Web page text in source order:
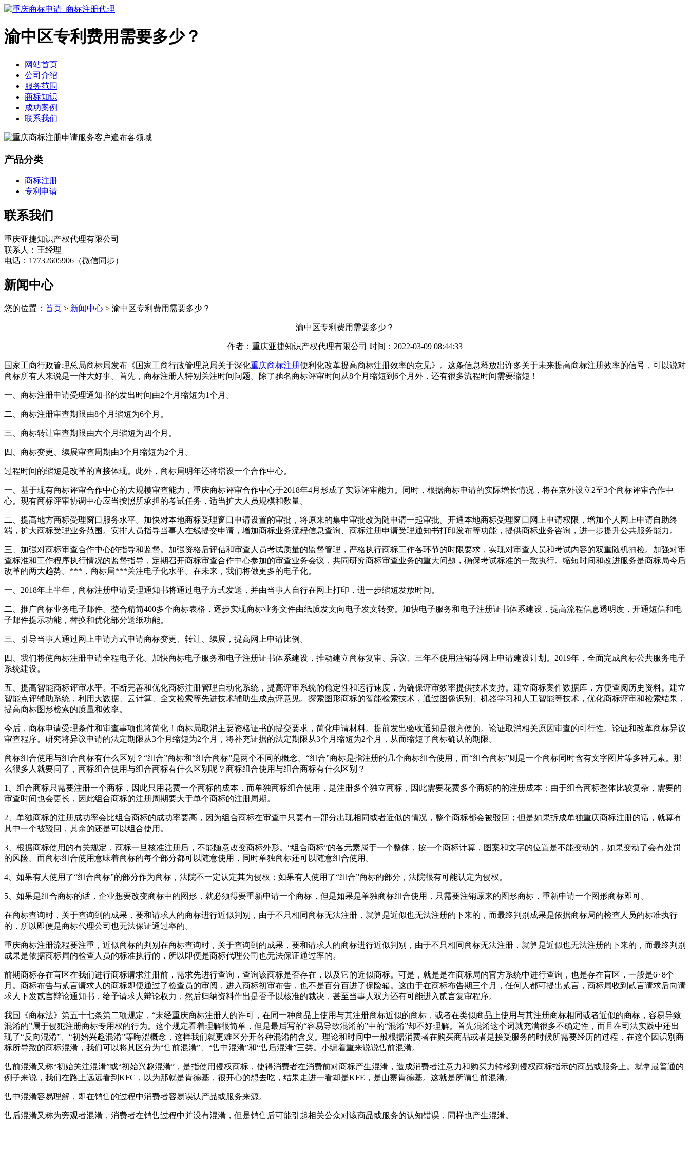
渝中区专利费用需要多少？
网站首页
公司介绍
服务范围
商标知识
成功案例
联系我们
产品分类
商标注册
专利申请
联系我们
重庆亚捷知识产权代理有限公司
联系人：王经理
电话：17732605906（微信同步）
新闻中心
您的位置： 首页 > 新闻中心 > 渝中区专利费用需要多少？
渝中区专利费用需要多少？
作者：重庆亚捷知识产权代理有限公司 时间：2022-03-09 08:44:33
国家工商行政管理总局商标局发布《国家工商行政管理总局关于深化重庆商标注册便利化改革提高商标注册效率的意见》。这条信息释放出许多关于未来提高商标注册效率的信号，可以说对
商标所有人来说是一件大好事。首先，商标注册人特别关注时间问题。除了驰名商标评审时间从8个月缩短到6个月外，还有很多流程时间需要缩短！
一、商标注册申请受理通知书的发出时间由2个月缩短为1个月。
二、商标注册审查期限由8个月缩短为6个月。
三、商标转让审查期限由六个月缩短为四个月。
四、商标变更、续展审查周期由3个月缩短为2个月。
过程时间的缩短是改革的直接体现。此外，商标局明年还将增设一个合作中心。
一、基于现有商标评审合作中心的大规模审查能力，重庆商标评审合作中心于2018年4月形成了实际评审能力。同时，根据商标申请的实际增长情况，将在京外设立2至3个商标评审合作中
心。现有商标评审协调中心应当按照所承担的考试任务，适当扩大人员规模和数量。
二、提高地方商标受理窗口服务水平。加快对本地商标受理窗口申请设置的审批，将原来的集中审批改为随申请一起审批。开通本地商标受理窗口网上申请权限，增加个人网上申请自助终
端，扩大商标受理业务范围。安排人员指导当事人在线提交申请，增加商标业务流程信息查询、商标注册申请受理通知书打印发布等功能，提供商标业务咨询，进一步提升公共服务能力。
三、加强对商标审查合作中心的指导和监督。加强资格后评估和审查人员考试质量的监督管理，严格执行商标工作各环节的时限要求，实现对审查人员和考试内容的双重随机抽检。加强对审
查标准和工作程序执行情况的监督指导，定期召开商标审查合作中心参加的审查业务会议，共同研究商标审查业务的重大问题，确保考试标准的一致执行。缩短时间和改进服务是商标局今后
改革的两大趋势。***，商标局***关注电子化水平。在未来，我们将做更多的电子化。
一、2018年上半年，商标注册申请受理通知书将通过电子方式发送，并由当事人自行在网上打印，进一步缩短发放时间。
二、推广商标业务电子邮件。整合精简400多个商标表格，逐步实现商标业务文件由纸质发文向电子发文转变。加快电子服务和电子注册证书体系建设，提高流程信息透明度，开通短信和电
子邮件提示功能，替换和优化部分送纸功能。
三、引导当事人通过网上申请方式申请商标变更、转让、续展，提高网上申请比例。
四、我们将使商标注册申请全程电子化。加快商标电子服务和电子注册证书体系建设，推动建立商标复审、异议、三年不使用注销等网上申请建设计划。2019年，全面完成商标公共服务电子
系统建设。
五、提高智能商标评审水平。不断完善和优化商标注册管理自动化系统，提高评审系统的稳定性和运行速度，为确保评审效率提供技术支持。建立商标案件数据库，方便查阅历史资料。建立
智能点评辅助系统，利用大数据、云计算、全文检索等先进技术辅助生成点评意见。探索图形商标的智能检索技术，通过图像识别、机器学习和人工智能等技术，优化商标评审和检索结果，
提高商标图形检索的质量和效率。
今后，商标申请受理条件和审查事项也将简化！商标局取消主要资格证书的提交要求，简化申请材料。提前发出验收通知是很方便的。论证取消相关原因审查的可行性。论证和改革商标异议
审查程序。研究将异议申请的法定期限从3个月缩短为2个月，将补充证据的法定期限从3个月缩短为2个月，从而缩短了商标确认的期限。
商标组合使用与组合商标有什么区别？“组合”商标和“组合商标”是两个不同的概念。“组合”商标是指注册的几个商标组合使用，而“组合商标”则是一个商标同时含有文字图片等多种元素。那
么很多人就要问了，商标组合使用与组合商标有什么区别呢？商标组合使用与组合商标有什么区别？
1、组合商标只需要注册一个商标，因此只用花费一个商标的成本，而单独商标组合使用，是注册多个独立商标，因此需要花费多个商标的的注册成本；由于组合商标整体比较复杂，需要的
审查时间也会更长，因此组合商标的注册周期要大于单个商标的注册周期。
2、单独商标的注册成功率会比组合商标的成功率要高，因为组合商标在审查中只要有一部分出现相同或者近似的情况，整个商标都会被驳回；但是如果拆成单独重庆商标注册的话，就算有
其中一个被驳回，其余的还是可以组合使用。
3、根据商标使用的有关规定，商标一旦核准注册后，不能随意改变商标外形。“组合商标”的各元素属于一个整体，按一个商标计算，图案和文字的位置是不能变动的，如果变动了会有处罚
的风险。而商标组合使用意味着商标的每个部分都可以随意使用，同时单独商标还可以随意组合使用。
4、如果有人使用了“组合商标”的部分作为商标，法院不一定认定其为侵权；如果有人使用了“组合”商标的部分，法院很有可能认定为侵权。
5、如果是组合商标的话，企业想要改变商标中的图形，就必须得要重新申请一个商标，但是如果是单独商标组合使用，只需要注销原来的图形商标，重新申请一个图形商标即可。
在商标查询时，关于查询到的成果，要和请求人的商标进行近似判别，由于不只相同商标无法注册，就算是近似也无法注册的下来的，而最终判别成果是依据商标局的检查人员的标准执行
的，所以即便是商标代理公司也无法保证通过率的。
重庆商标注册流程要注重，近似商标的判别在商标查询时，关于查询到的成果，要和请求人的商标进行近似判别，由于不只相同商标无法注册，就算是近似也无法注册的下来的，而最终判别
成果是依据商标局的检查人员的标准执行的，所以即便是商标代理公司也无法保证通过率的。
前期商标存在盲区在我们进行商标请求注册前，需求先进行查询，查询该商标是否存在，以及它的近似商标。可是，就是是在商标局的官方系统中进行查询，也是存在盲区，一般是6~8个
月。商标布告与贰言请求人的商标即便通过了检查员的审阅，进入商标初审布告，也不是百分百进了保险箱。这由于在商标布告期三个月，任何人都可提出贰言，商标局收到贰言请求后向请
求人下发贰言辩论通知书，给予请求人辩论权力，然后归纳资料作出是否予以核准的裁决，甚至当事人双方还有可能进入贰言复审程序。
我国《商标法》第五十七条第二项规定，“未经重庆商标注册人的许可，在同一种商品上使用与其注册商标近似的商标，或者在类似商品上使用与其注册商标相同或者近似的商标，容易导致
混淆的”属于侵犯注册商标专用权的行为。这个规定看着理解很简单，但是最后写的“容易导致混淆的”中的“混淆”却不好理解。首先混淆这个词就充满很多不确定性，而且在司法实践中还出
现了“反向混淆”、“初始兴趣混淆”等晦涩概念，这样我们就更难区分开各种混淆的含义。理论和时间中一般根据消费者在购买商品或者是接受服务的时候所需要经历的过程，在这个因识别商
标所导致的商标混淆，我们可以将其区分为“售前混淆”、“售中混淆”和“售后混淆”三类。小编着重来说说售前混淆。
售前混淆又称“初始关注混淆”或“初始兴趣混淆”，是指使用侵权商标，使得消费者在消费前对商标产生混淆，造成消费者注意力和购买力转移到侵权商标指示的商品或服务上。就拿最普通的
例子来说，我们在路上远远看到KFC，以为那就是肯德基，很开心的想去吃，结果走进一看却是KFE，是山寨肯德基。这就是所谓售前混淆。
售中混淆容易理解，即在销售的过程中消费者容易误认产品或服务来源。
售后混淆又称为旁观者混淆，消费者在销售过程中并没有混淆，但是销售后可能引起相关公众对该商品或服务的认知错误，同样也产生混淆。